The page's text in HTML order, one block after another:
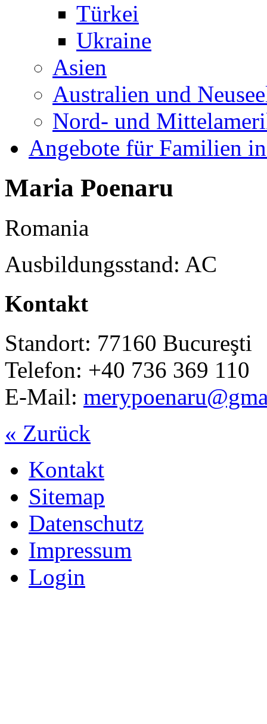
Türkei
Ukraine
Asien
Australien und
Nord- und
Angebote für Familien
Maria Poenaru
Romania
Ausbildungsstand: AC
Kontakt
Standort: 77160 Bucureşti
Telefon: +40 736 369 110
E-Mail:
« Zurück
Kontakt
Sitemap
Datenschutz
Impressum
Login